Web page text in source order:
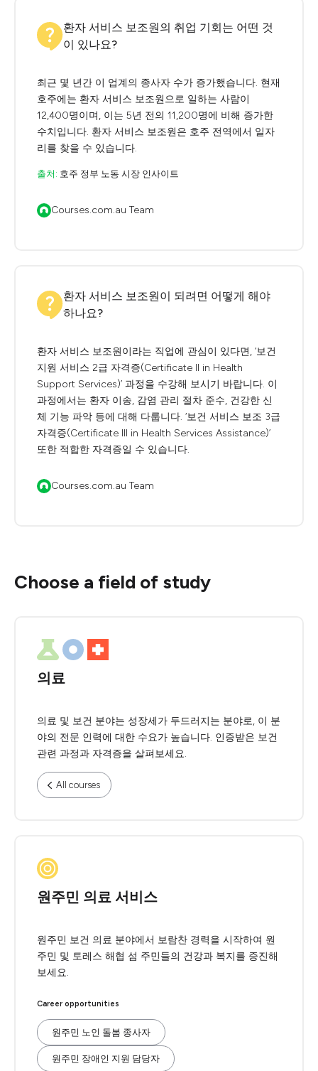
환자 서비스 보조원의 취업 기회는 어떤 것
이 있나요?
최근 몇 년간 이 업계의 종사자 수가 증가했습니다. 현재
호주에는 환자 서비스 보조원으로 일하는 사람이
12,400명이며, 이는 5년 전의 11,200명에 비해 증가한
수치입니다. 환자 서비스 보조원은 호주 전역에서 일자
리를 찾을 수 있습니다.
출처: 호주 정부 노동 시장 인사이트
Courses.com.au Team
환자 서비스 보조원이 되려면 어떻게 해야
하나요?
환자 서비스 보조원이라는 직업에 관심이 있다면, ‘보건
지원 서비스 2급 자격증(Certificate II in Health
Support Services)’ 과정을 수강해 보시기 바랍니다. 이
과정에서는 환자 이송, 감염 관리 절차 준수, 건강한 신
체 기능 파악 등에 대해 다룹니다. ‘보건 서비스 보조 3급
자격증(Certificate III in Health Services Assistance)’
또한 적합한 자격증일 수 있습니다.
Courses.com.au Team
Choose a field of study
의료
의료 및 보건 분야는 성장세가 두드러지는 분야로, 이 분
야의 전문 인력에 대한 수요가 높습니다. 인증받은 보건
관련 과정과 자격증을 살펴보세요.
All courses
원주민 의료 서비스
원주민 보건 의료 분야에서 보람찬 경력을 시작하여 원
주민 및 토레스 해협 섬 주민들의 건강과 복지를 증진해
보세요.
Career opportunities
원주민 노인 돌봄 종사자
원주민 장애인 지원 담당자